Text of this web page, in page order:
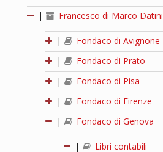
| Francesco di Marco Datini
|
Fondaco di Avignone
|
Fondaco di Prato
|
Fondaco di Pisa
|
Fondaco di Firenze
|
Fondaco di Genova
| Libri contabili